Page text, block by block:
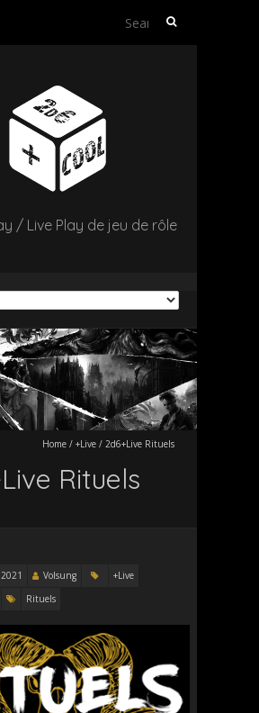
Search
/ Live Play de jeu de rôle
Home / +Live / 2d6+Live Rituels
Rituels
Volsung
+Live
Rituels